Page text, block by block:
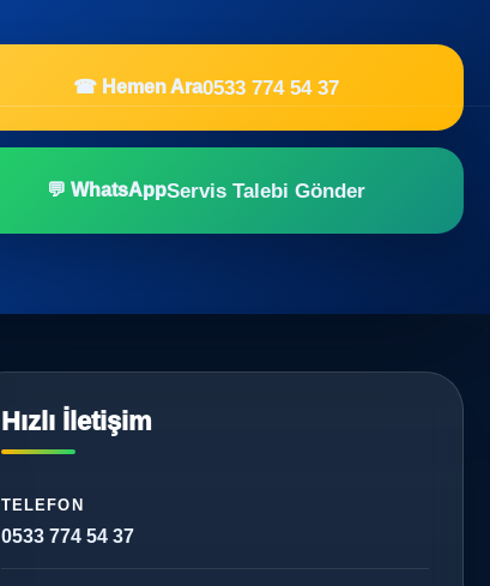
☎ Hemen Ara0533 774 54 37
💬 WhatsAppServis Talebi Gönder
Hızlı İletişim
TELEFON
0533 774 54 37